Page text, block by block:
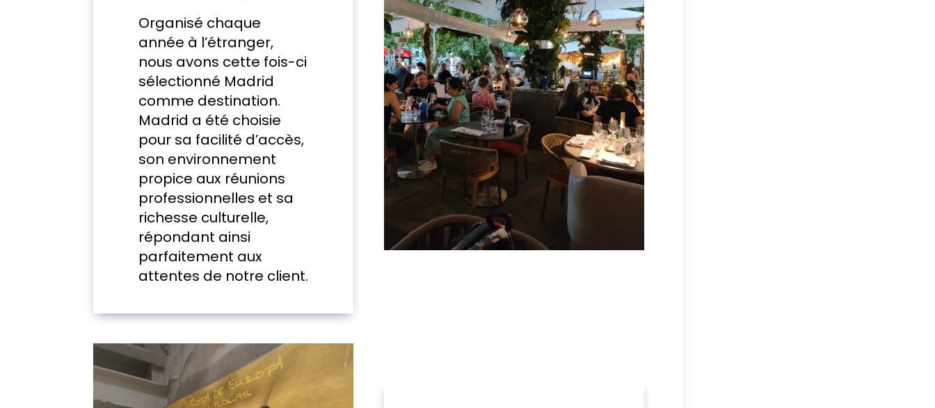
Organisé chaque
année à l’étranger,
nous avons cette fois-ci
sélectionné Madrid
comme destination.
Madrid a été choisie
pour sa facilité d’accès,
son environnement
propice aux réunions
professionnelles et sa
richesse culturelle,
répondant ainsi
parfaitement aux
attentes de notre client.